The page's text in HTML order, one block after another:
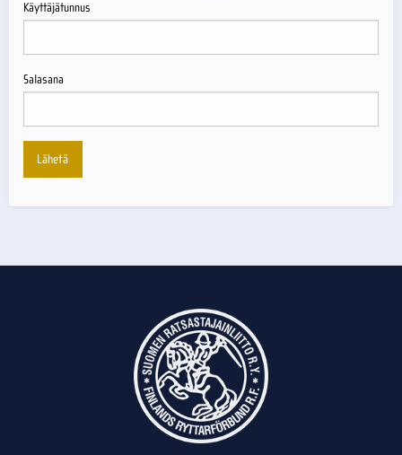
Käyttäjätunnus
Salasana